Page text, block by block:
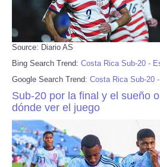
Source: Diario AS
Bing Search Trend: Costa Rica Sub-20 -
Google Search Trend: Costa Rica Sub-20
Sub-20 por la final y el sueño
dónde ver el juego